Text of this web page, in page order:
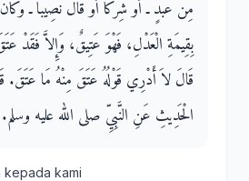
مِنْ عَبْدٍ ـ أَوْ شِرْكًا أَوْ قَالَ نَصِيبًا ـ وَكَانَ
بِقِيمَةِ الْعَدْلِ، فَهْوَ عَتِيقٌ، وَإِلاَّ فَقَدْ
قَالَ لاَ أَدْرِي قَوْلُهُ عَتَقَ مِنْهُ مَا
الْحَدِيثِ عَنِ النَّبِيِّ صلى الله عليه وسلم‏.‏
kepada kami